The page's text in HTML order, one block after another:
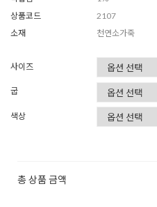
상품코드
2107
소재
천연소가죽
사이즈
굽
색상
총 상품 금액